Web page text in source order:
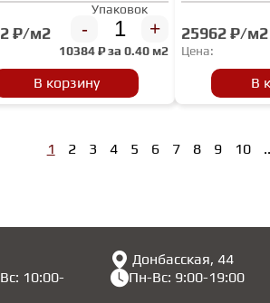
₽/м2
Упаковок
- +
10384₽ за0.40 м2
В корзину
25962 ₽/м2
Цена:
В
1 2 3 4 5 6 7 8 9 10
10:00-
Донбасская, 44
Пн-Вс: 9:00-19:00